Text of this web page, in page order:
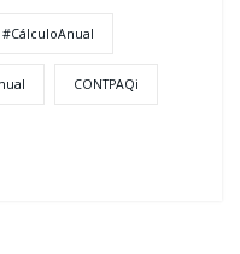
#CálculoAnual
CONTPAQi